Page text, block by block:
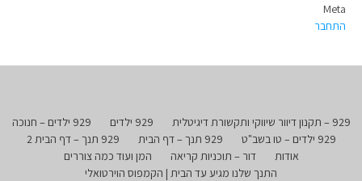
Meta
התחבר
929 – תקנון דיוור שיווקי ותקשורת דיגיטלית 929 ילדים
929 ילדים – חנוכה
929 ילדים – טו בשב"ט
929 תנך – דף הבית
929 תנך – דף הבית 2
אודות
דור – תוכניות קריאה
המן ועוד כמה צוררים
התנך שלנו מגיע עד הבית | הקמפוס הוירטואלי